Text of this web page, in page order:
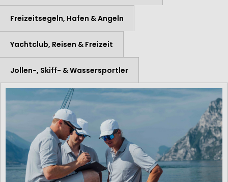
Freizeitsegeln, Hafen & Angeln
Yachtclub, Reisen & Freizeit
Jollen-, Skiff- & Wassersportler